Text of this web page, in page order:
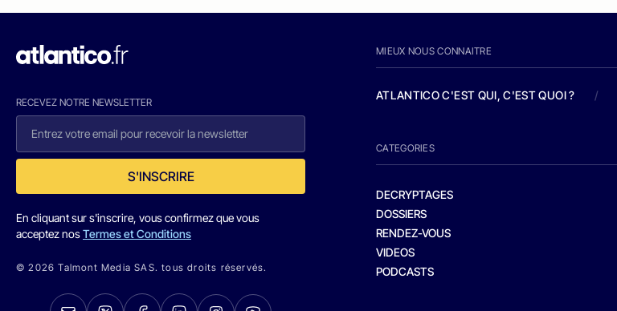
RECEVEZ NOTRE NEWSLETTER
S'INSCRIRE
En cliquant sur s'inscrire, vous confirmez que vous
acceptez nosTermes et Conditions
© 2026 Talmont Media SAS. tous droits réservés.
MIEUX NOUS CONNAITRE
ATLANTICO C'EST QUI, C'EST QUOI ? /
CATEGORIES
DECRYPTAGES
DOSSIERS
RENDEZ-VOUS
VIDEOS
PODCASTS